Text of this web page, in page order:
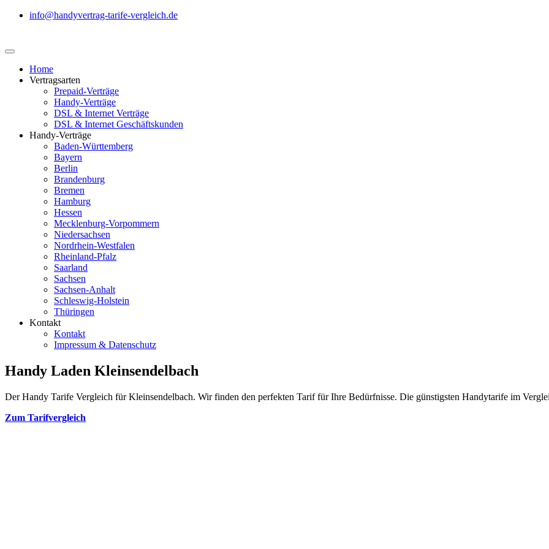
info@handyvertrag-tarife-vergleich.de
Home
Vertragsarten
Prepaid-Verträge
Handy-Verträge
DSL & Internet Verträge
DSL & Internet Geschäftskunden
Handy-Verträge
Baden-Württemberg
Bayern
Berlin
Brandenburg
Bremen
Hamburg
Hessen
Mecklenburg-Vorpommern
Niedersachsen
Nordrhein-Westfalen
Rheinland-Pfalz
Saarland
Sachsen
Sachsen-Anhalt
Schleswig-Holstein
Thüringen
Kontakt
Kontakt
Impressum & Datenschutz
Handy Laden Kleinsendelbach
Der Handy Tarife Vergleich für Kleinsendelbach. Wir finden den perfekten Tarif für Ihre Bedürfnisse. Die günstigsten Handytarife im
Zum Tarifvergleich